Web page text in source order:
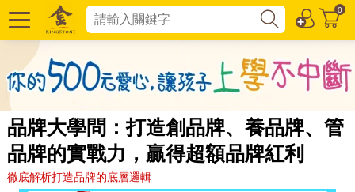
0
品牌大學問：打造創品牌、養品牌、管
品牌的實戰力，贏得超額品牌紅利
徹底解析打造品牌的底層邏輯